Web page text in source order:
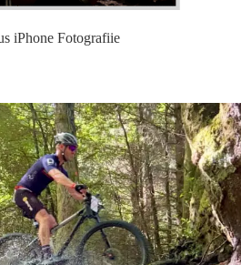
iPhone Fotografiie